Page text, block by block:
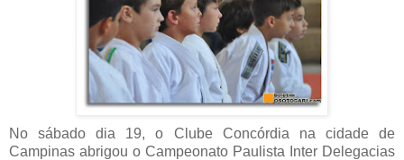
No sábado dia 19, o Clube Concórdia na cidade de
Campinas abrigou o Campeonato Paulista Inter Delegacias